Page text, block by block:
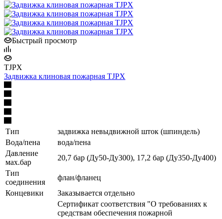
Быстрый просмотр
TJPX
Задвижка клиновая пожарная TJPX
Тип
задвижка невыдвижной шток (шпиндель)
Вода/пена
вода/пена
Давление
мах.бар
20,7 бар (Ду50-Ду300), 17,2 бар (Ду350-Ду400)
Тип
соединения
флан/фланец
Концевики
Заказывается отдельно
Сертификат соответствия "О требованиях к
средствам обеспечения пожарной